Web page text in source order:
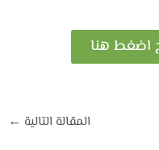
اضغط هنا
المقالة التالية ←